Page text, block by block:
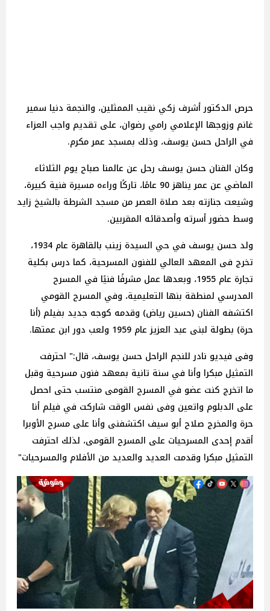
حرص الدكتور أشرف زكي نقيب الممثلين، والنجمة دنيا سمير
غانم وزوجها الإعلامي رامي رضوان، على تقديم واجب العزاء
في الراحل حسن يوسف، وذلك بمسجد عمر مكرم.
وكان الفنان حسن يوسف رحل عن عالمنا صباح يوم الثلاثاء
الماضي عن عمر يناهز 90 عامًا، تاركًا وراءه مسيرة فنية كبيرة،
وشيعت جنازته بعد صلاة العصر من مسجد الشرطة بالشيخ زايد
وسط حضور أسرته وأصدقائه المقربين.
ولد حسن يوسف في حي السيدة زينب بالقاهرة عام 1934،
تخرج فى المعهد العالي للفنون المسرحية، كما درس بكلية
تجارة عام 1955، وبعدها عمل مشرفًا فنيًا في المسرح
المدرسي لمنطقة بنها التعليمية، وفي المسرح القومي
اكتشفه الفنان (حسين رياض) وقدمه كوجه جديد بفيلم (أنا
حرة) بطولة لبنى عبد العزيز عام 1959 ولعب دور ابن عمتها.
وفى فيديو نادر للنجم الراحل حسن يوسف، قال:" احترفت
التمثيل مبكرا وأنا في سنة تانية بمعهد فنون مسرحية وقبل
ما اتخرج كنت عضو في المسرح القومى منتسب حتى احصل
على الدبلوم واتعين وفى نفس الوقت شاركت في فيلم أنا
حرة والمخرج صلاح أبو سيف اكتشفنى وأنا على مسرح الأوبرا
أقدم إحدى المسرحيات على المسرح القومى، لذلك احترفت
التمثيل مبكرا وقدمت العديد والعديد من الأفلام والمسرحيات"